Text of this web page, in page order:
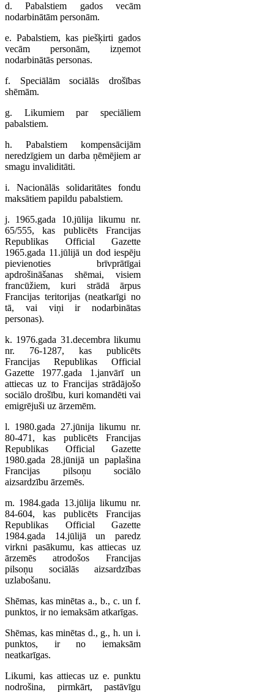
d. Pabalstiem gados vecām
nodarbinātām personām.
e. Pabalstiem, kas piešķirti gados
vecām personām, izņemot
nodarbinātās personas.
f. Speciālām sociālās drošības
shēmām.
g. Likumiem par speciāliem
pabalstiem.
h. Pabalstiem kompensācijām
neredzīgiem un darba ņēmējiem ar
smagu invaliditāti.
i. Nacionālās solidaritātes fondu
maksātiem papildu pabalstiem.
j. 1965.gada 10.jūlija likumu nr.
65/555, kas publicēts Francijas
Republikas Official Gazette
1965.gada 11.jūlijā un dod iespēju
pievienoties brīvprātīgai
apdrošināšanas shēmai, visiem
francūžiem, kuri strādā ārpus
Francijas teritorijas (neatkarīgi no
tā, vai viņi ir nodarbinātas
personas).
k. 1976.gada 31.decembra likumu
nr. 76-1287, kas publicēts
Francijas Republikas Official
Gazette 1977.gada 1.janvārī un
attiecas uz to Francijas strādājošo
sociālo drošību, kuri komandēti vai
emigrējuši uz ārzemēm.
l. 1980.gada 27.jūnija likumu nr.
80-471, kas publicēts Francijas
Republikas Official Gazette
1980.gada 28.jūnijā un paplašina
Francijas pilsoņu sociālo
aizsardzību ārzemēs.
m. 1984.gada 13.jūlija likumu nr.
84-604, kas publicēts Francijas
Republikas Official Gazette
1984.gada 14.jūlijā un paredz
virkni pasākumu, kas attiecas uz
ārzemēs atrodošos Francijas
pilsoņu sociālās aizsardzības
uzlabošanu.
Shēmas, kas minētas a., b., c. un f.
punktos, ir no iemaksām atkarīgas.
Shēmas, kas minētas d., g., h. un i.
punktos, ir no iemaksām
neatkarīgas.
Likumi, kas attiecas uz e. punktu
nodrošina, pirmkārt, pastāvīgu